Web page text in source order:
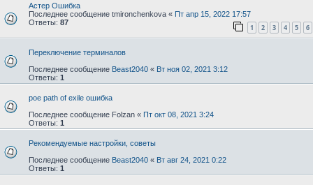
Астер Ошибка
Последнее сообщение tmironchenkova « Пт апр 15, 2022 17:57
Ответы: 87
1 2 3 4 5 6
Переключение терминалов
Последнее сообщение Beast2040 « Вт ноя 02, 2021 3:12
Ответы: 1
poe path of exile ошибка
Последнее сообщение Folzan « Пт окт 08, 2021 3:24
Ответы: 1
Рекомендуемые настройки, советы
Последнее сообщение Beast2040 « Вт авг 24, 2021 0:22
Ответы: 1